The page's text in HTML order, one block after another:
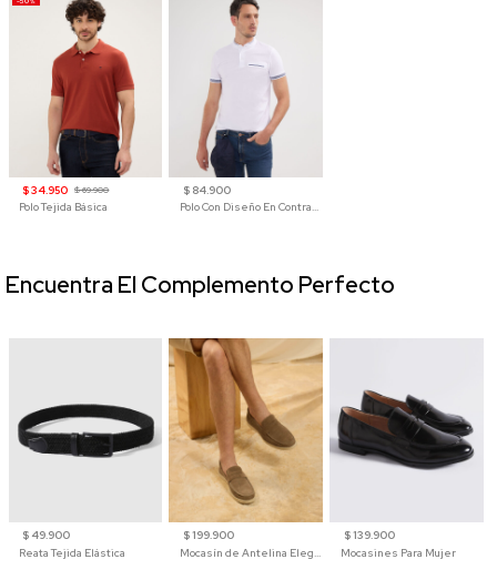
$ 34.950 $ 69.900
Polo Tejida Básica
$ 84.900
Polo Con Diseño En Contraste
$ 49.900
Reata Tejida Elástica
$ 199.900
Mocasín de Antelina Elegante con Suela de Contraste Para Hombre
$ 139.900
Mocasines Para Mujer
Encuentra El Complemento Perfecto